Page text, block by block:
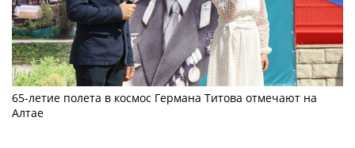
65-летие полета в космос Германа Титова отмечают на
Алтае